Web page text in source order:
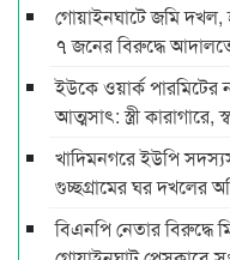
গোয়াইনঘাটে জমি দখল,
৭ জনের বিরুদ্ধে
ইউকে ওয়ার্ক পারমিটের
আত্মসাৎ: স্ত্রী কারাগারে,
খাদিমনগরে ইউপি
গুচ্ছগ্রামের ঘর দখলের
বিএনপি নেতার বিরুদ্ধে